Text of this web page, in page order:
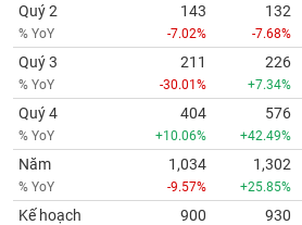
Quý 2
% YoY
143
-7.02%
132
-7.68%
Quý 3
% YoY
211
-30.01%
226
+7.34%
Quý 4
% YoY
404
+10.06%
576
+42.49%
Năm
% YoY
1,034
-9.57%
1,302
+25.85%
Kế hoạch 900 930